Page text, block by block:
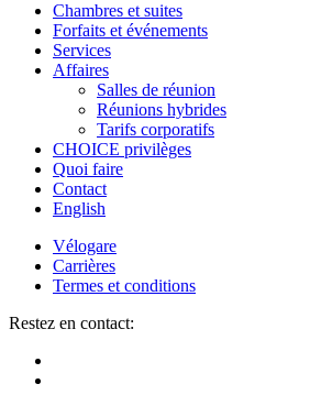
Chambres et suites
Forfaits et événements
Services
Affaires
Salles de réunion
Réunions hybrides
Tarifs corporatifs
CHOICE privilèges
Quoi faire
Contact
English
Vélogare
Carrières
Termes et conditions
Restez en contact: